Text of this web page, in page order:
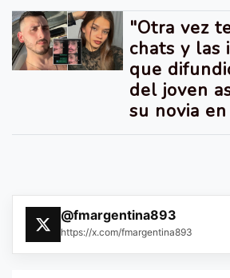
"Otra vez
chats y las
que
del joven
su novia
@fmargentina893
https://x.com/fmargentina893